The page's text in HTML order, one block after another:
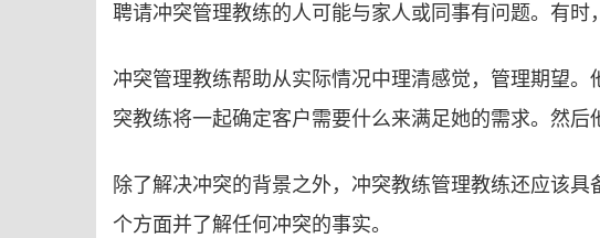
聘请冲突管理教练的人可能与家人或同事有问题。有
冲突管理教练帮助从实际情况中理清感觉，管理期望
突教练将一起确定客户需要什么来满足她的需求。然后
除了解决冲突的背景之外，冲突教练管理教练还应该
个方面并了解任何冲突的事实。